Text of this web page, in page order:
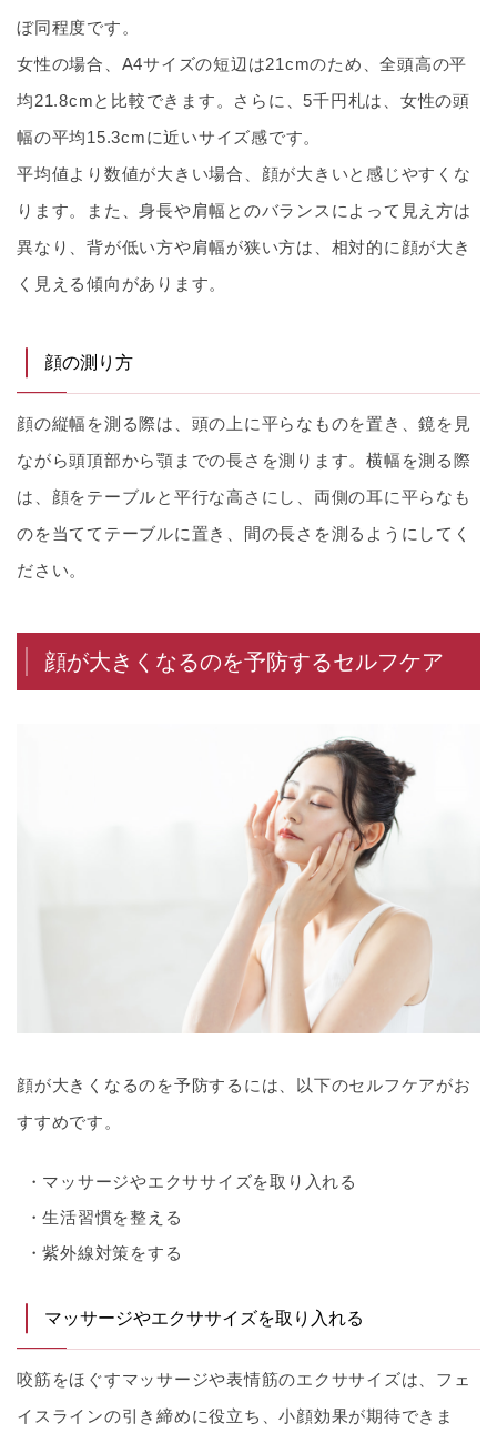
ぼ同程度です。
女性の場合、A4サイズの短辺は21cmのため、全頭高の平
均21.8cmと比較できます。さらに、5千円札は、女性の頭
幅の平均15.3cmに近いサイズ感です。
平均値より数値が大きい場合、顔が大きいと感じやすくな
ります。また、身長や肩幅とのバランスによって見え方は
異なり、背が低い方や肩幅が狭い方は、相対的に顔が大き
く見える傾向があります。
顔の測り方
顔の縦幅を測る際は、頭の上に平らなものを置き、鏡を見
ながら頭頂部から顎までの長さを測ります。横幅を測る際
は、顔をテーブルと平行な高さにし、両側の耳に平らなも
のを当ててテーブルに置き、間の長さを測るようにしてく
ださい。
顔が大きくなるのを予防するセルフケア
顔が大きくなるのを予防するには、以下のセルフケアがお
すすめです。
マッサージやエクササイズを取り入れる
生活習慣を整える
紫外線対策をする
マッサージやエクササイズを取り入れる
咬筋をほぐすマッサージや表情筋のエクササイズは、フェ
イスラインの引き締めに役立ち、小顔効果が期待できま